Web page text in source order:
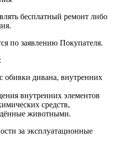
бесплатный ремонт либо
по заявлению Покупателя.
обивки дивана, внутренних
внутренних элементов
средств,
животными.
за эксплуатационные